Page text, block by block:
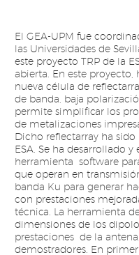
El GEA-UPM fue
las Universidades de
este proyecto TRP de la
abierta. En este
nueva célula de
de banda, baja
permite simplificar los
de metalizaciones
Dicho reflectarray ha
ESA. Se ha desarrollado
herramienta software
que operan en
banda Ku para generar
con prestaciones
técnica. La herramienta
dimensiones de los
prestaciones de la
demostradores. En